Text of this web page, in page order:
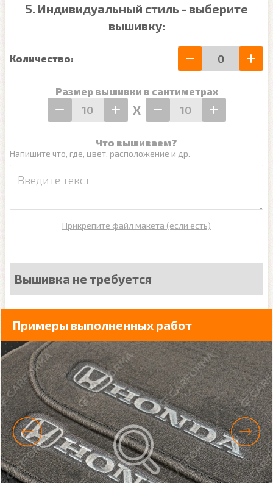
5. Индивидуальный стиль - выберите
вышивку:
Количество:
Размер вышивки в сантиметрах
Х
Что вышиваем?
Напишите что, где, цвет, расположение и др.
Прикрепите файл макета (если есть)
Вышивка не требуется
Примеры выполненных работ